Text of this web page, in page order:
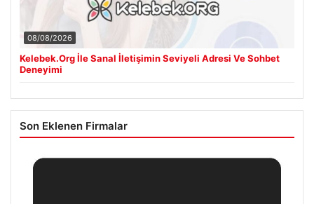
08/08/2026
Kelebek.Org İle Sanal İletişimin Seviyeli Adresi Ve Sohbet
Deneyimi
Son Eklenen Firmalar